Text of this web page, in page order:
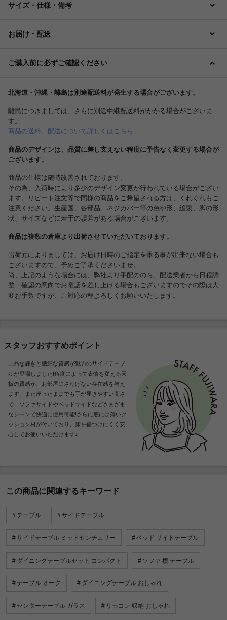
サイズ・仕様・備考
お届け・配送
ご購入前に必ずご確認ください
北海道・沖縄・離島は別途配送料が発生する場合がございます。
離島につきましては、さらに別途中継配送料がかかる場合がございま
す。
商品の送料、配送について詳しくはこちら
商品のデザインは、品質に差し支えない程度に予告なく変更する場合が
ございます。
商品の仕様は随時改善されております。
その為、入荷時により多少のデザイン変更が行われている場合がござい
ます。リピート注文等で同様の商品をご希望される方は、くれぐれもご
注意ください。生産国、各部品、ネジカバー等の色や形、縫製、脚の形
状、サイズなどに若干の誤差がある場合がございます。
商品は複数の倉庫より出荷させていただいております。
出荷元によりましては、お届け日時のご指定を承る事が出来ない場合も
ございますので、予めご了承くださいませ。
尚、上記のような場合には、弊社より手配ののち、配送業者から日程調
整・確認の意向でお電話を差し上げる場合もございますのでその際は大
変お手数ですが、ご対応の程よろしくお願いいたします。
スタッフおすすめポイント
上品な輝きと繊細な質感が魅力のサイドテーブ
ルが登場しました!角度によって表情を変える天
板の質感が、お部屋にさりげない存在感を与え
ます。また座ったままでも手が届きやすい高さ
で、ソファサイドやベッドサイドなどさまざま
なシーンで快適に使用可能!さらに底には薄いク
ッション材が付いており、床を傷つけにくく安
心してお使いいただけます♪
この商品に関連するキーワード
テーブル サイドテーブル
サイドテーブル ミッドセンチュリー ベッド サイドテーブル
ダイニングテーブルセット コンパクト ソファ 横 テーブル
テーブル オーク ダイニングテーブル おしゃれ
センターテーブル ガラス リモコン 収納 おしゃれ